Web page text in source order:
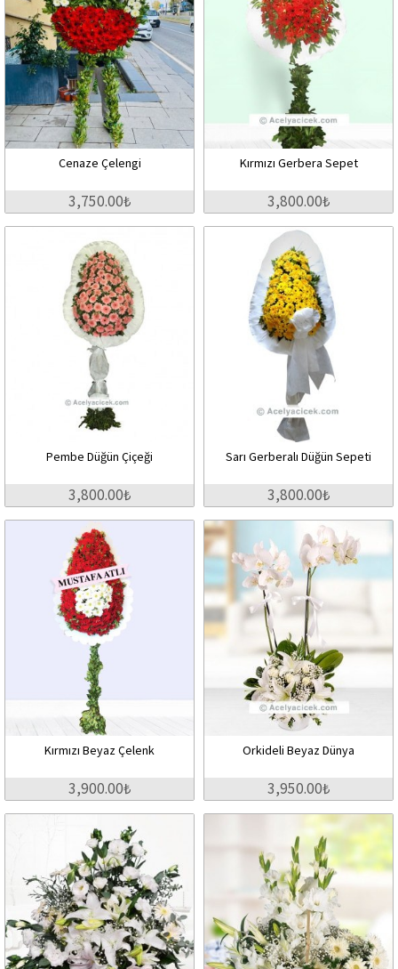
Cenaze Çelengi
3,750.00₺
Kırmızı Gerbera Sepet
3,800.00₺
Pembe Düğün Çiçeği
3,800.00₺
Sarı Gerberalı Düğün Sepeti
3,800.00₺
Kırmızı Beyaz Çelenk
3,900.00₺
Orkideli Beyaz Dünya
3,950.00₺